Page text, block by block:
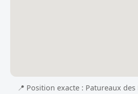
📍 Position exacte : Patureaux des